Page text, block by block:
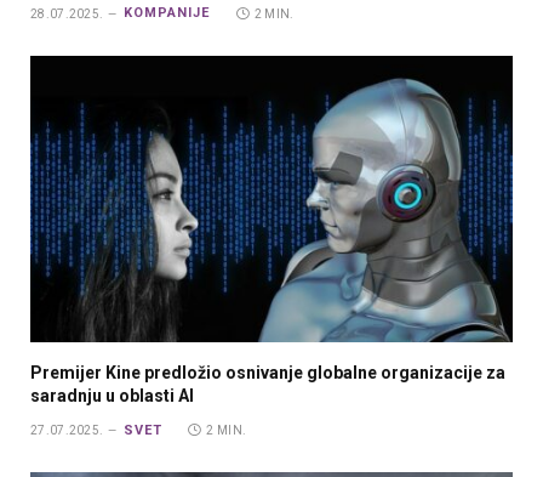
28.07.2025. KOMPANIJE 2 MIN.
Premijer Kine predložio osnivanje globalne organizacije za
saradnju u oblasti AI
27.07.2025. SVET 2 MIN.